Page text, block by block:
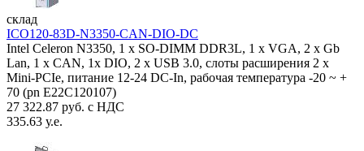
склад
ICO120-83D-N3350-CAN-DIO-DC
Intel Celeron N3350, 1 х SO-DIMM DDR3L, 1 х VGA, 2 x Gb
Lan, 1 х CAN, 1x DIO, 2 х USB 3.0, слоты расширения 2 x
Mini-PCIe, питание 12-24 DC-In, рабочая температура -20 ~ +
70 (pn E22C120107)
27 322.87 руб. с НДС
335.63 у.е.